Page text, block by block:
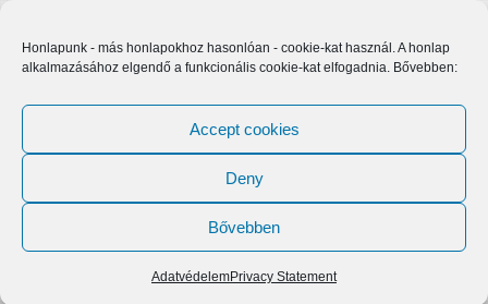
Honlapunk - más honlapokhoz hasonlóan - cookie-kat használ. A honlap
alkalmazásához elgendő a funkcionális cookie-kat elfogadnia. Bővebben:
Accept cookies
Deny
Bővebben
AdatvédelemPrivacy Statement
Egerfarmos.hu. A sablont készítette:
WordPress